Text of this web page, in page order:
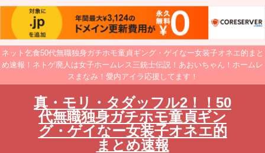
ネット乞食50代無職独身ガチホモ童貞ギング・ゲイなー女装子オネエ的まと
め速報！ネトゲ廃人は女子ホームレス三銃士伝説！あおいちゃん！ホームレ
スまなみ！愛内アイラ応援してます！
真・モリ・タダッフル2！！50
代無職独身ガチホモ童貞ギン
グ・ゲイなー女装子オネエ的
まとめ速報